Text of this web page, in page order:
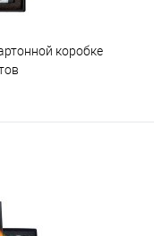
коробке